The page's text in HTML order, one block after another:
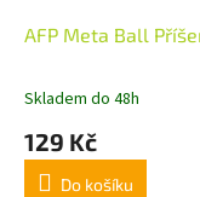
AFP Meta Ball
Skladem do 48h
129 Kč
Do košíku